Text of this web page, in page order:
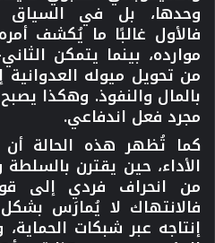
وحدها، بل في السياق
فالأول غالبًا ما يُكشف
موارده، بينما يتمكن
من تحويل ميوله
بالمال والنفوذ. وهكذا
مجرد فعل اندفاعي.
كما تُظهر هذه الحالة أن
الأداء، حين يقترن
من انحراف فردي إلى
فالانتهاك لا يُمارَس
إنتاجه عبر شبكات